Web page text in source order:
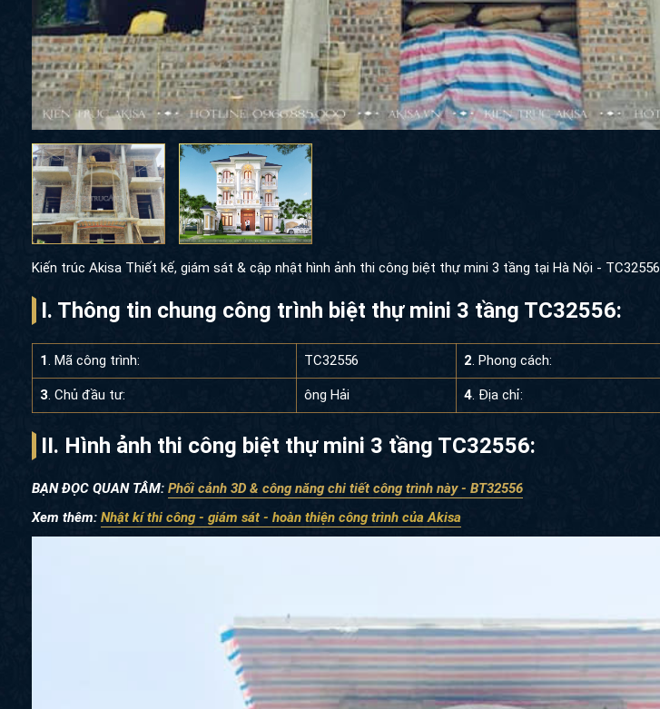
Kiến trúc Akisa Thiết kế, giám sát & cập nhật hình ảnh thi công biệt thự mini 3 tầng tại Hà Nội - TC32556
I. Thông tin chung công trình biệt thự mini 3 tầng TC32556:
1. Mã công trình: TC32556 2. Phong cách:
3. Chủ đầu tư: ông Hải 4. Địa chỉ:
II. Hình ảnh thi công biệt thự mini 3 tầng TC32556:
BẠN ĐỌC QUAN TÂM: Phối cảnh 3D & công năng chi tiết công trình này - BT32556
Xem thêm: Nhật kí thi công - giám sát - hoàn thiện công trình của Akisa